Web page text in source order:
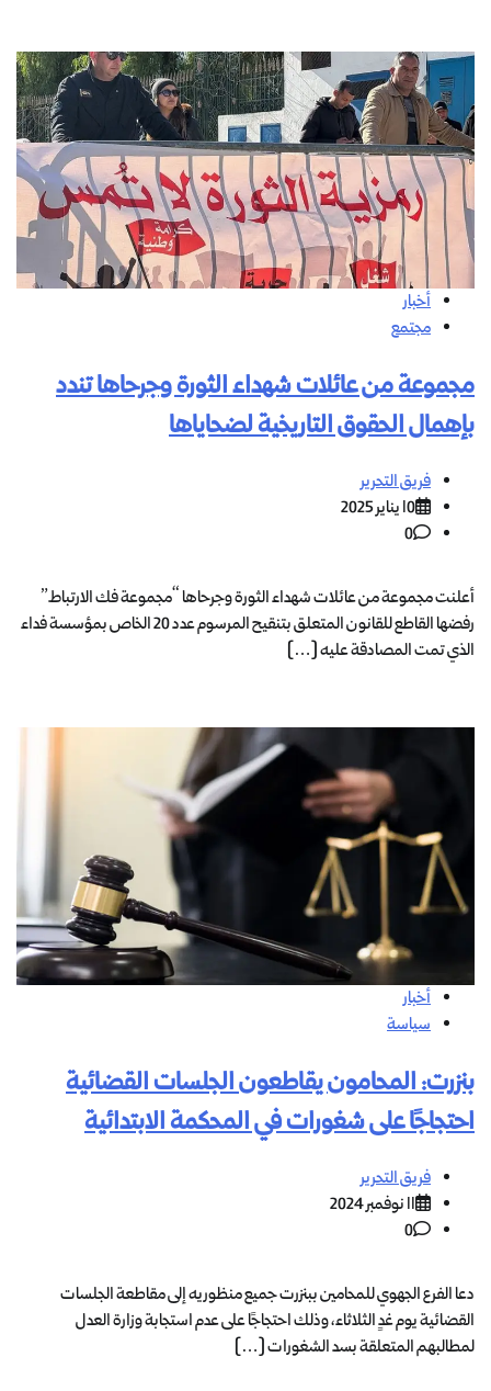
أخبار
مجتمع
مجموعة من عائلات شهداء الثورة وجرحاها تندد
بإهمال الحقوق التاريخية لضحاياها
فريق التحرير
10 يناير 2025
0
أعلنت مجموعة من عائلات شهداء الثورة وجرحاها “مجموعة فك الارتباط”
رفضها القاطع للقانون المتعلق بتنقيح المرسوم عدد 20 الخاص بمؤسسة فداء
الذي تمت المصادقة عليه […]
أخبار
سياسة
بنزرت: المحامون يقاطعون الجلسات القضائية
احتجاجًا على شغورات في المحكمة الابتدائية
فريق التحرير
11 نوفمبر 2024
0
دعا الفرع الجهوي للمحامين ببنزرت جميع منظوريه إلى مقاطعة الجلسات
القضائية يوم غدٍ الثلاثاء، وذلك احتجاجًا على عدم استجابة وزارة العدل
لمطالبهم المتعلقة بسد الشغورات […]